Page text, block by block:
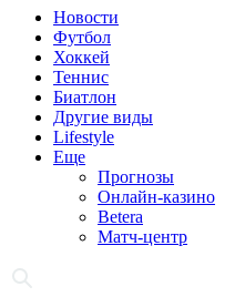
Новости
Футбол
Хоккей
Теннис
Биатлон
Другие виды
Lifestyle
Еще
Прогнозы
Онлайн-казино
Betera
Матч-центр